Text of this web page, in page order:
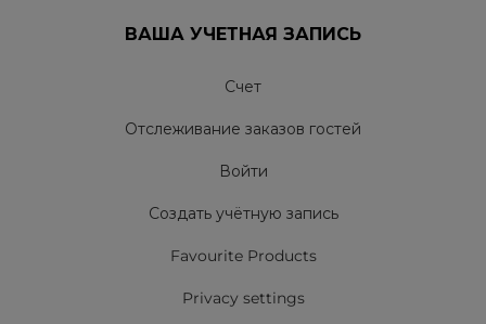
ВАША УЧЕТНАЯ ЗАПИСЬ
Счет
Отслеживание заказов гостей
Войти
Создать учётную запись
Favourite Products
Privacy settings